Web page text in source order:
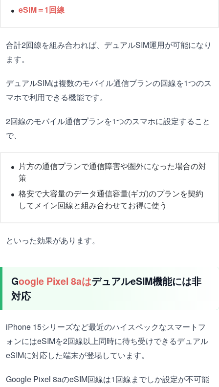
eSIM＝1回線
合計2回線を組み合われば、デュアルSIM運用が可能になり
ます。
デュアルSIMは複数のモバイル通信プランの回線を1つのス
マホで利用できる機能です。
2回線のモバイル通信プランを1つのスマホに設定すること
で、
片方の通信プランで通信障害や圏外になった場合の対
策
格安で大容量のデータ通信容量(ギガ)のプランを契約
してメイン回線と組み合わせてお得に使う
といった効果があります。
Google Pixel 8aはデュアルeSIM機能には非
対応
iPhone 15シリーズなど最近のハイスペックなスマートフ
ォンにはeSIMを2回線以上同時に待ち受けできるデュアル
eSIMに対応した端末が登場しています。
Google Pixel 8aのeSIM回線は1回線までしか設定が不可能